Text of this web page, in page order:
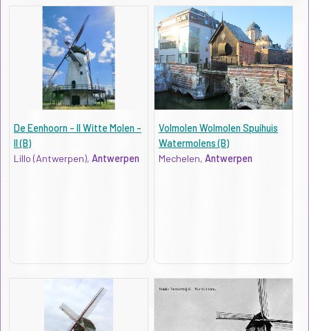
De Eenhoorn - II Witte Molen -
II (B)
Lillo (Antwerpen), Antwerpen
Volmolen Wolmolen Spuihuis
Watermolens (B)
Mechelen,Antwerpen